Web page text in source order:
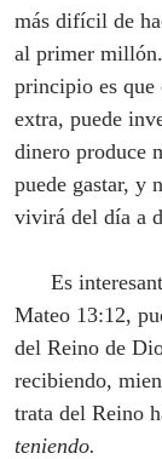
más difícil de
al primer
principio es que
extra, puede
dinero produce
puede gastar, y
vivirá del día a
Mateo 13:12,
del Reino de
recibiendo,
trata del Reino
teniendo.